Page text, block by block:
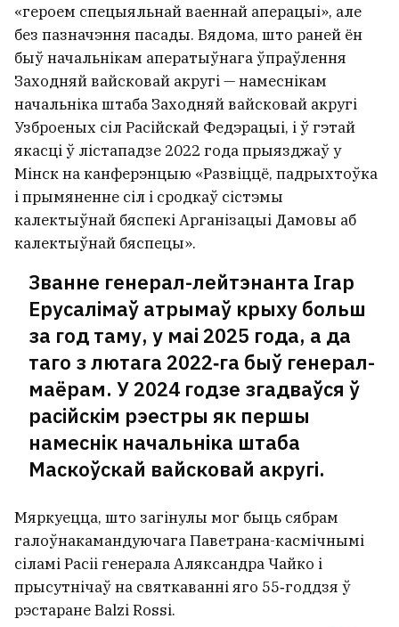
«героем спецыяльнай ваеннай аперацыі», але
без пазначэння пасады. Вядома, што раней ён
быў начальнікам аператыўнага ўпраўлення
Заходняй вайсковай акругі — намеснікам
начальніка штаба Заходняй вайсковай акругі
Узброеных сіл Расійскай Федэрацыі, і ў гэтай
якасці ў лістападзе 2022 года прыязджаў у
Мінск на канферэнцыю «Развіццё, падрыхтоўка
і прымяненне сіл і сродкаў сістэмы
калектыўнай бяспекі Арганізацыі Дамовы аб
калектыўнай бяспецы».
Званне генерал-лейтэнанта Ігар
Ерусалімаў атрымаў крыху больш
за год таму, у маі 2025 года, а да
таго з лютага 2022‑га быў генерал-
маёрам. У 2024 годзе згадваўся ў
расійскім рэестры як першы
намеснік начальніка штаба
Маскоўскай вайсковай акругі.
Мяркуецца, што загінулы мог быць сябрам
галоўнакамандуючага Паветрана-касмічнымі
сіламі Расіі генерала Аляксандра Чайко і
прысутнічаў на святкаванні яго 55‑годдзя ў
рэстаране Balzi Rossi.